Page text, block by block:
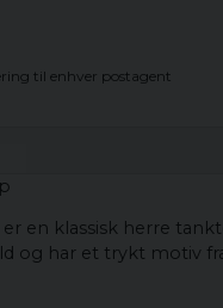
til enhver postagent
en klassisk herre
og har et trykt motiv